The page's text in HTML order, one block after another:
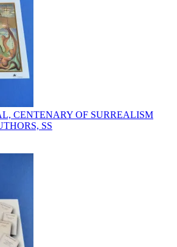
CENTENARY OF SURREALISM
SS